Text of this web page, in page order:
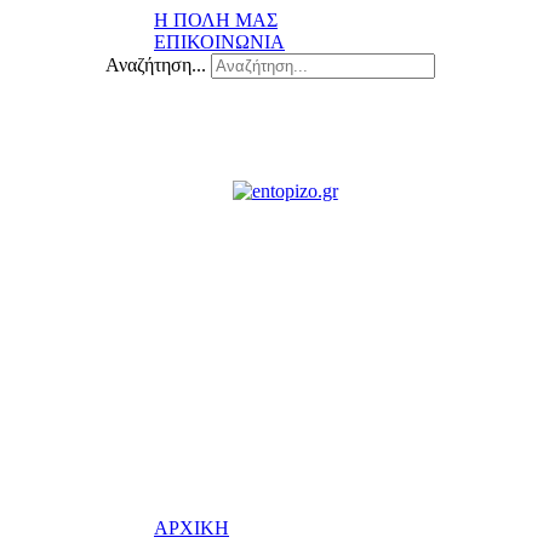
Η ΠΟΛΗ ΜΑΣ
ΕΠΙΚΟΙΝΩΝΙΑ
Αναζήτηση...
ΑΡΧΙΚΗ